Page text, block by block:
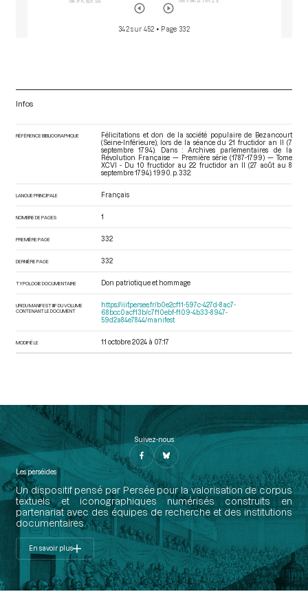
342 sur 452 • Page 332
Infos
RÉFÉRENCE BIBLIOGRAPHIQUE
Félicitations et don de la société populaire de Bezancourt
(Seine-Inférieure), lors de la séance du 21 fructidor an II (7
septembre 1794). Dans : Archives parlementaires de la
Révolution Française — Première série (1787-1799) — Tome
XCVI - Du 10 fructidor au 22 fructidor an II (27 août au 8
septembre 1794) . 1990. p. 332.
LANGUE PRINCIPALE Français
NOMBRE DE PAGES 1
PREMIÈRE PAGE 332
DERNIÈRE PAGE 332
TYPOLOGIE DOCUMENTAIRE Don patriotique et hommage
URI DU MANIFEST IIIF DU VOLUME
CONTENANT LE DOCUMENT
https://iiif.persee.fr/b0e2cf11-597c-427d-8ac7-
68bcc0acf13b/c7f10ebf-f109-4b33-8947-
59d2a84e7844/manifest
MODIFIÉ LE 11 octobre 2024 à 07:17
Suivez-nous
Les perséides
Un dispositif pensé par Persée pour la valorisation de corpus
textuels et iconographiques numérisés construits en
partenariat avec des équipes de recherche et des institutions
documentaires.
En savoir plus